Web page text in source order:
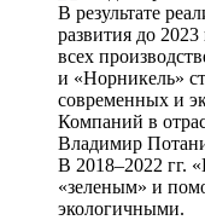
В результате
развития до
всех
и «Норникель»
современных и
Компаний в
Владимир
В 2018–2022 гг.
«зеленым» и
экологичными.